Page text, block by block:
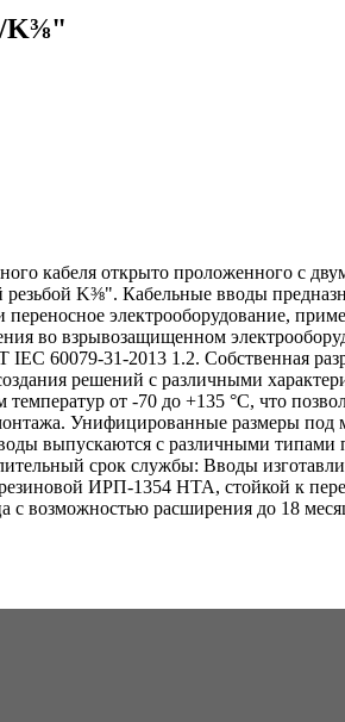
K⅜"
кабеля открыто проложенного с
K⅜". Кабельные вводы
электрооборудование,
во взрывозащищенном
60079-31-2013 1.2. Собственная
решений с различными
от -70 до +135 °C, что
Унифицированные размеры
выпускаются с различными
срок службы: Вводы
ИРП-1354 НТА, стойкой к
с возможностью расширения до 18